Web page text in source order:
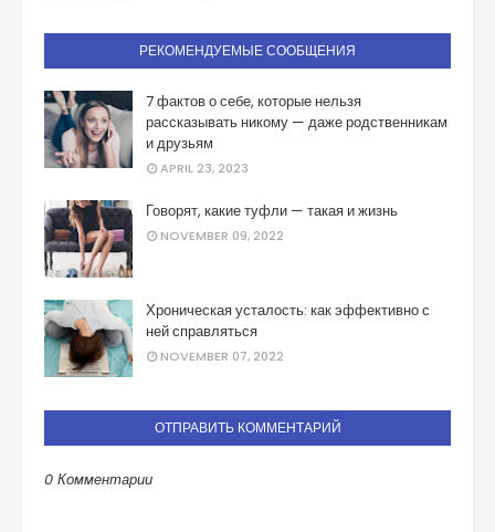
РЕКОМЕНДУЕМЫЕ СООБЩЕНИЯ
7 фактов о себе, которые нельзя
рассказывать никому — даже родственникам
и друзьям
APRIL 23, 2023
Говорят, какие туфли — такая и жизнь
NOVEMBER 09, 2022
Хроническая усталость: как эффективно с
ней справляться
NOVEMBER 07, 2022
ОТПРАВИТЬ КОММЕНТАРИЙ
0 Комментарии